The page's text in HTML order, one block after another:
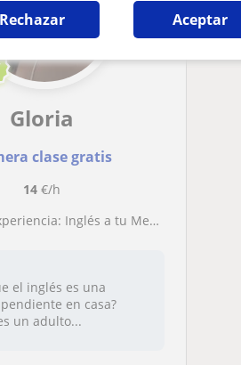
Rechazar Aceptar
Gloria
clase gratis
14€/h
a tu Medida, para ti o tus Hijos Desde Cero
el inglés es una
en casa?
un adulto...